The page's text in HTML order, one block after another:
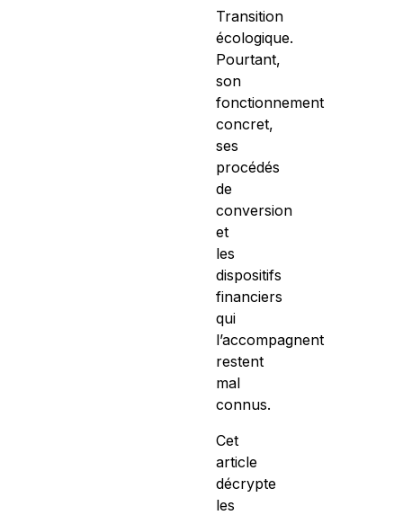
Transition
écologique.
Pourtant,
son
fonctionnement
concret,
ses
procédés
de
conversion
et
les
dispositifs
financiers
qui
l’accompagnent
restent
mal
connus.
Cet
article
décrypte
les